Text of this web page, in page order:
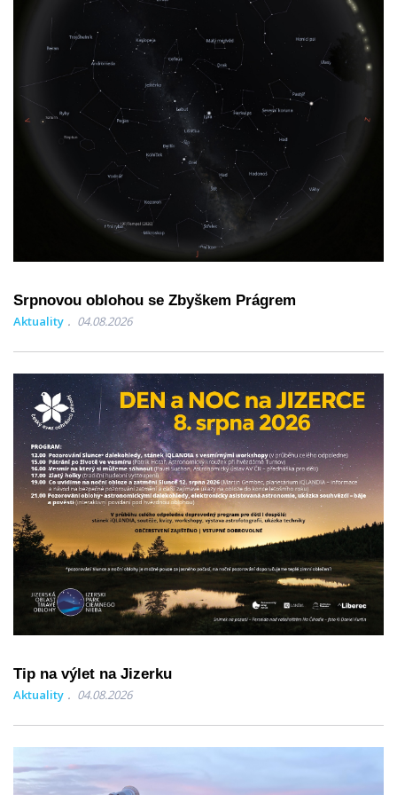
Srpnovou oblohou se Zbyškem Prágrem
Aktuality 04.08.2026
Tip na výlet na Jizerku
Aktuality 04.08.2026